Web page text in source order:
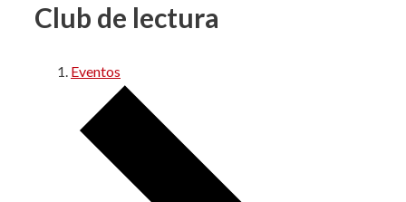
Club de lectura
Eventos